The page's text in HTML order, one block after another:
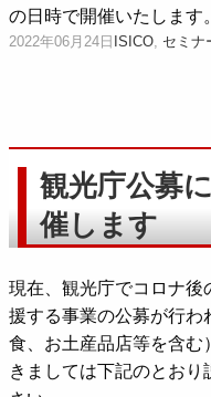
の日時で開催いたします。
2022年06月24日 ISICO, セミナ
観光庁公募
催します
現在、観光庁でコロナ後
援する事業の公募が行わ
食、お土産品店等を含む
きましては下記のとお